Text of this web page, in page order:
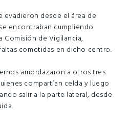
evadieron desde el área de
encontraban cumpliendo
Comisión de Vigilancia,
cometidas en dicho centro.
amordazaron a otros tres
compartían celda y luego
salir a la parte lateral, desde